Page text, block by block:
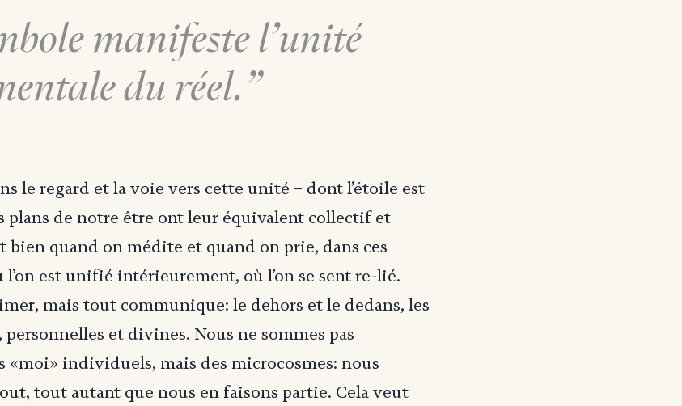
manifeste l’unité
du réel.
le regard et la voie vers cette unité – dont l’étoile est
plans de notre être ont leur équivalent collectif et
bien quand on médite et quand on prie, dans ces
l’on est unifié intérieurement, où l’on se sent re-lié.
mais tout communique: le dehors et le dedans, les
et divines. Nous ne sommes pas
«moi» individuels, mais des microcosmes: nous
tout autant que nous en faisons partie. Cela veut